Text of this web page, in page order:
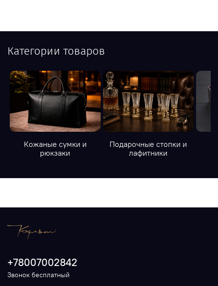
Категории товаров
Кожаные сумки и
рюкзаки
Подарочные стопки и
лафитники
+78007002842
Звонок бесплатный